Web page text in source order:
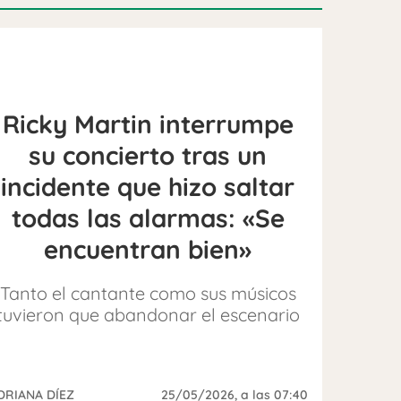
Ricky Martin interrumpe
su concierto tras un
incidente que hizo saltar
todas las alarmas: «Se
encuentran bien»
Tanto el cantante como sus músicos
que abandonar el escenario
DÍEZ 25/05/2026, a las 07:40